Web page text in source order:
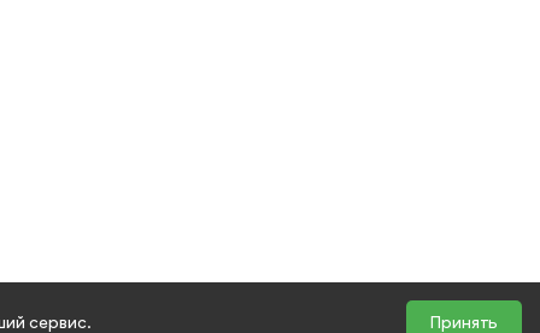
сервис. Принять